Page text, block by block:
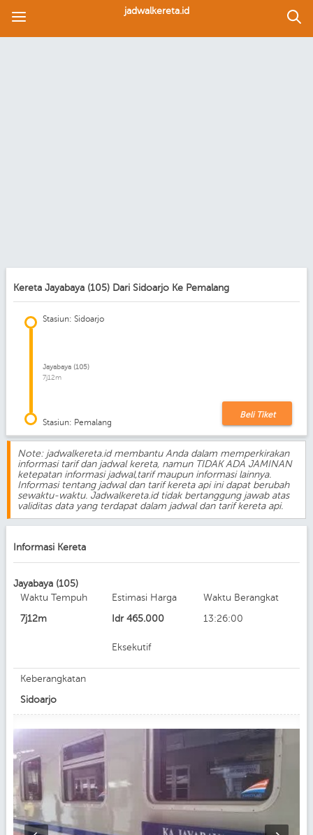
jadwalkereta.id
Kereta Jayabaya (105) Dari Sidoarjo Ke Pemalang
Stasiun: Sidoarjo
Jayabaya (105)
7j12m
Stasiun: Pemalang
Beli Tiket
Note: jadwalkereta.id membantu Anda dalam memperkirakan
informasi tarif dan jadwal kereta, namun TIDAK ADA JAMINAN
ketepatan informasi jadwal,tarif maupun informasi lainnya.
Informasi tentang jadwal dan tarif kereta api ini dapat berubah
sewaktu-waktu. Jadwalkereta.id tidak bertanggung jawab atas
validitas data yang terdapat dalam jadwal dan tarif kereta api.
Informasi Kereta
Jayabaya (105)
Waktu Tempuh
7j12m
Estimasi Harga
Idr 465.000
Eksekutif
Waktu Berangkat
13:26:00
Keberangkatan
Sidoarjo